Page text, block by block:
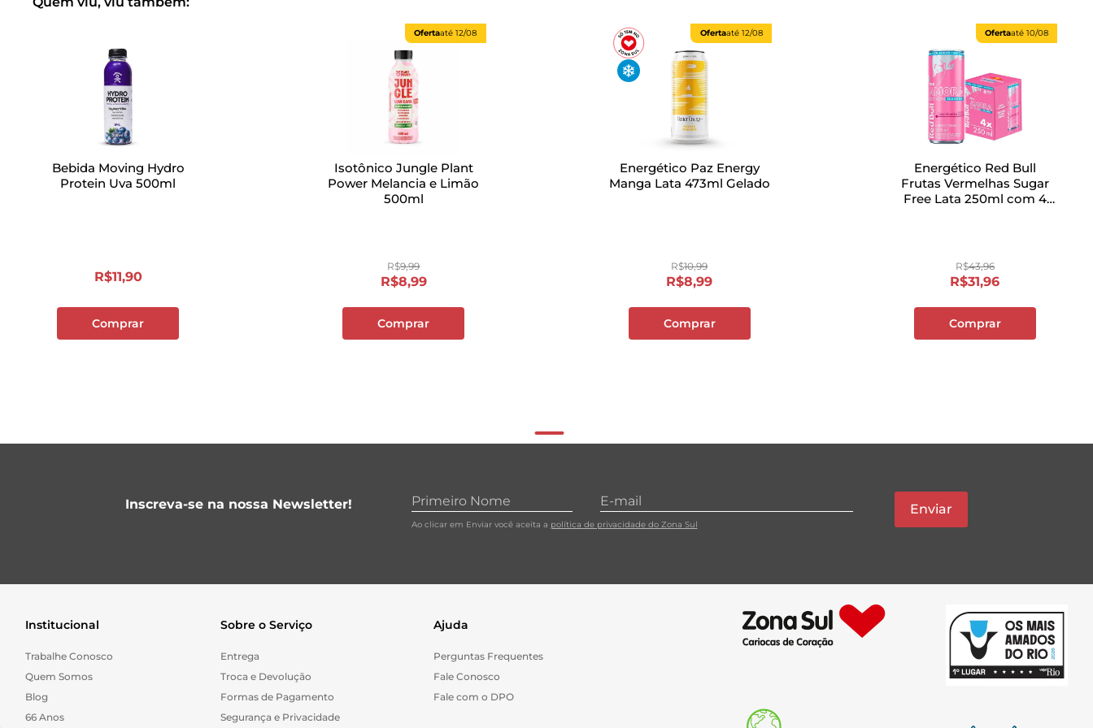
Bebida Moving Hydro
Protein Uva 500ml
R$11,90
Comprar
Ofertaaté12/08
Isotônico Jungle Plant
Power Melancia e Limão
500ml
R$9,99
R$8,99
Comprar
Ofertaaté 12/08
Energético Paz Energy
Manga Lata 473ml Gelado
R$10,99
R$8,99
Comprar
Ofertaaté10/08
Energético Red Bull
Frutas Vermelhas Sugar
Free Lata 250ml com 4
R$43,96
R$31,96
Comprar
Inscreva-se na nossa Newsletter!
Ao clicar em Enviar você aceita a política de privacidade do Zona Sul
Enviar
Institucional
Trabalhe Conosco
Quem Somos
Blog
66 Anos
Sobre o Serviço
Entrega
Troca e Devolução
Formas de Pagamento
Segurança e Privacidade
Ajuda
Perguntas Frequentes
Fale Conosco
Fale com o DPO